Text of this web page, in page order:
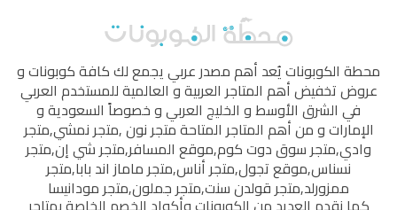
محطة الكوبوناتيُعد أهم مصدر عربي يجمع لك كافة كوبونات و
عروض تخفيض أهم المتاجر العربية و العالمية للمستخدم العربي
في الشرق الأوسط و الخليج العربي و خصوصاً السعودية و
الإمارات و من أهم المتاجر المتاحةمتجر نون,متجر نمشي,متجر
وادي,متجر سوق دوت كوم,موقع المسافر,متجر شي إن,متجر
نسناس,موقع تجول,متجر أناس,متجر ماماز اند بابا,متجر
ممزورلد,متجر قولدن سنت,متجر جملون,متجر مودانيسا